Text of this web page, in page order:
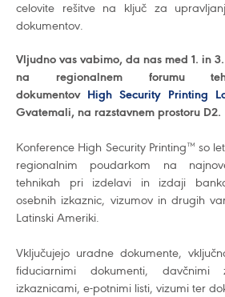
celovite rešitve na ključ za
dokumentov.
Vljudno vas vabimo, da nas med 1. in
na regionalnem forumu
dokumentov High Security Printing
Gvatemali, na razstavnem prostoru D2.
Konference High Security Printing™ so
regionalnim poudarkom na
tehnikah pri izdelavi in izdaji
osebnih izkaznic, vizumov in drugih
Latinski Ameriki.
Vključujejo uradne dokumente,
fiduciarnimi dokumenti, davčnimi
izkaznicami, e-potnimi listi, vizumi ter